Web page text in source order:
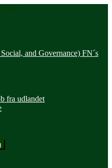
and Governance) FN´s
fra udlandet